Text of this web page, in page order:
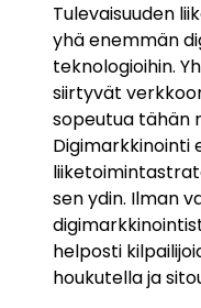
Tulevaisuuden
yhä enemmän
teknologioihin.
siirtyvät
sopeutua tähän
Digimarkkinointi
sen ydin. Ilman
helposti
houkutella ja